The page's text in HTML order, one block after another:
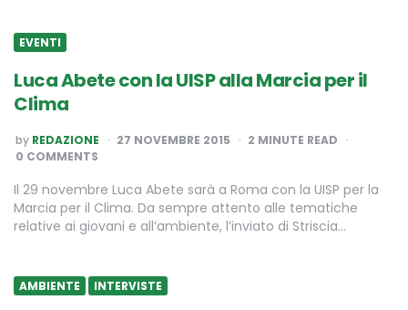
EVENTI
Luca Abete con la UISP alla Marcia per il
Clima
POSTED
BY
by REDAZIONE 27 NOVEMBRE 2015 2 MINUTE READ
0 COMMENTS
Il 29 novembre Luca Abete sarà a Roma con la UISP per la
Marcia per il Clima. Da sempre attento alle tematiche
relative ai giovani e all’ambiente, l’inviato di Striscia…
AMBIENTE INTERVISTE